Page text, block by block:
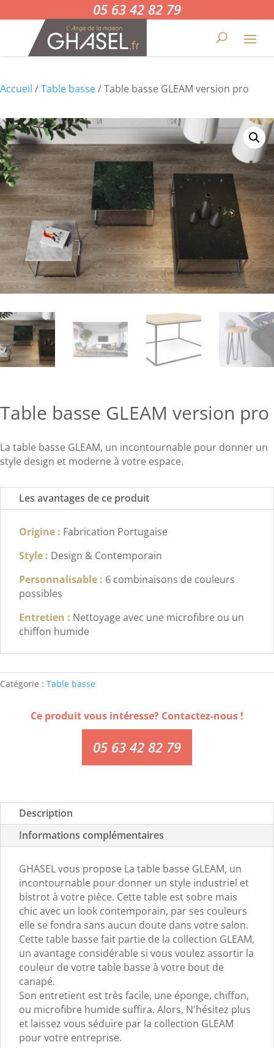
05 63 42 82 79
Accueil /Table basse/ Table basse GLEAM version pro
Table basse GLEAM version pro
La table basse GLEAM, un incontournable pour donner un
style design et moderne à votre espace.
Les avantages de ce produit
Origine : Fabrication Portugaise
Style : Design & Contemporain
Personnalisable : 6 combinaisons de couleurs
possibles
Entretien : Nettoyage avec une microfibre ou un
chiffon humide
Catégorie : Table basse
Ce produit vous intéresse? Contactez-nous !
05 63 42 82 79
Description
Informations complémentaires
GHASEL vous propose La table basse GLEAM, un
incontournable pour donner un style industriel et
bistrot à votre pièce. Cette table est sobre mais
chic avec un look contemporain, par ses couleurs
elle se fondra sans aucun doute dans votre salon.
Cette table basse fait partie de la collection GLEAM,
un avantage considérable si vous voulez assortir la
couleur de votre table basse à votre bout de
canapé.
Son entretient est très facile, une éponge, chiffon,
ou microfibre humide suffira. Alors, N'hésitez plus
et laissez vous séduire par la collection GLEAM
pour votre entreprise.